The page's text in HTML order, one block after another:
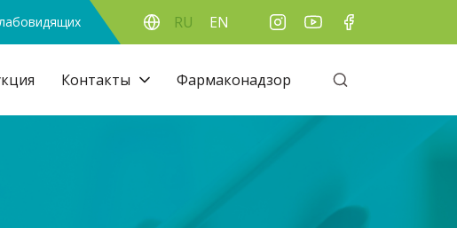
RU EN
Контакты Фармаконадзор